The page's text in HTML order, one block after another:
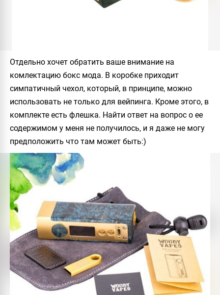
Отдельно хочет обратить ваше внимание на
комлектацию бокс мода. В коробке приходит
симпатичный чехол, который, в принципе, можно
использовать не только для вейпинга. Кроме этого, в
комплекте есть флешка. Найти ответ на вопрос о ее
содержимом у меня не получилось, и я даже не могу
предположить что там может быть:)